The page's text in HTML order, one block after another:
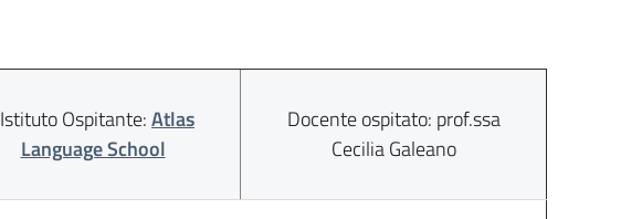
Istituto Ospitante:Atlas
Language School
Docente ospitato: prof.ssa
Cecilia Galeano